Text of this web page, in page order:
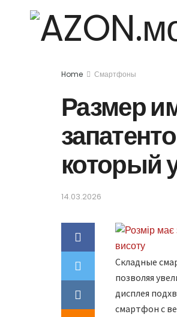
Home Смартфоны
Размер
который
14.03.2026
Складные
позволяя
дисплея
смартфон с